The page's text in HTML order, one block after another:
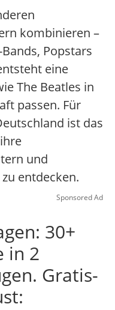
kombinieren –
Popstars
eine
The Beatles in
passen. Für
ist das
und
entdecken.
Sponsored Ad
30+
in 2
Gratis-